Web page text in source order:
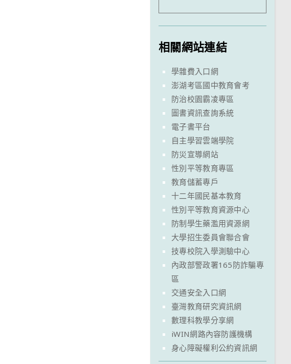
相關網站連結
學雜費入口網
澎湖考區國中教育會考
防治校園霸凌專區
圖書資訊查詢系統
電子書平台
自主學習雲端學院
防災宣導網站
性別平等教育專區
教育儲蓄專戶
十二年國民基本教育
性別平等教育資源中心
防制學生藥濫用資源網
大學招生委員會聯合會
技專校院入學測驗中心
內政部警政署165防詐騙專
區
交通安全入口網
臺灣教育研究資訊網
數理科教學分享網
iWIN網路內容防護機構
身心障礙權利公約資訊網